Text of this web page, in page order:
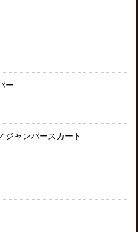
ー
ジャンパースカート